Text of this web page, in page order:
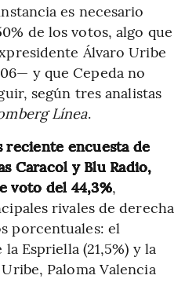
es necesario
de los votos, algo que
Álvaro Uribe
y que Cepeda no
según tres analistas
Línea.
reciente encuesta de
Caracol y Blu Radio,
voto del 44,3%,
rivales de derecha
porcentuales: el
Espriella (21,5%) y la
Paloma Valencia